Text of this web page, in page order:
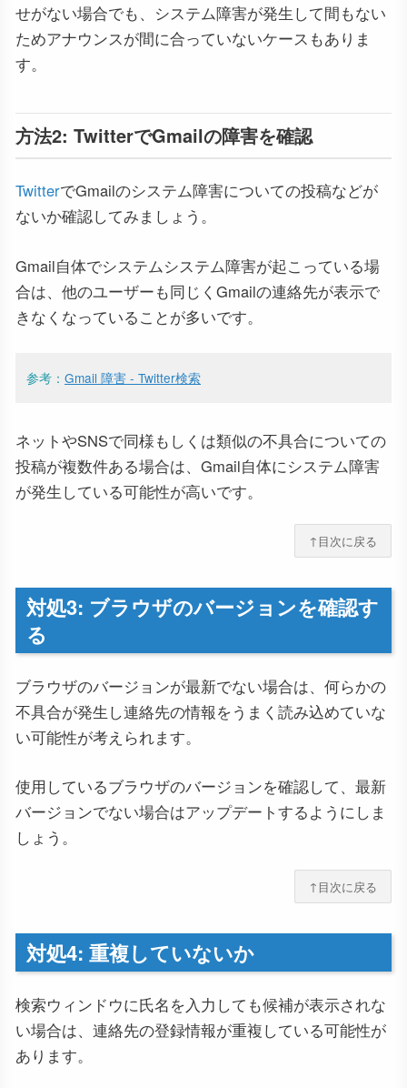
せがない場合でも、システム障害が発生して間もない
ためアナウンスが間に合っていないケースもありま
す。
方法2: TwitterでGmailの障害を確認
TwitterでGmailのシステム障害についての投稿などが
ないか確認してみましょう。
Gmail自体でシステムシステム障害が起こっている場
合は、他のユーザーも同じくGmailの連絡先が表示で
きなくなっていることが多いです。
参考： Gmail 障害 - Twitter検索
ネットやSNSで同様もしくは類似の不具合についての
投稿が複数件ある場合は、Gmail自体にシステム障害
が発生している可能性が高いです。
↑目次に戻る
対処3: ブラウザのバージョンを確認す
る
ブラウザのバージョンが最新でない場合は、何らかの
不具合が発生し連絡先の情報をうまく読み込めていな
い可能性が考えられます。
使用しているブラウザのバージョンを確認して、最新
バージョンでない場合はアップデートするようにしま
しょう。
↑目次に戻る
対処4: 重複していないか
検索ウィンドウに氏名を入力しても候補が表示されな
い場合は、連絡先の登録情報が重複している可能性が
あります。